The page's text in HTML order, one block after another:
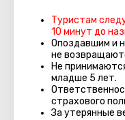
Туристам
10 минут до
Опоздавшим и
не
Не
младше 5 лет.
страхового
За утерянные